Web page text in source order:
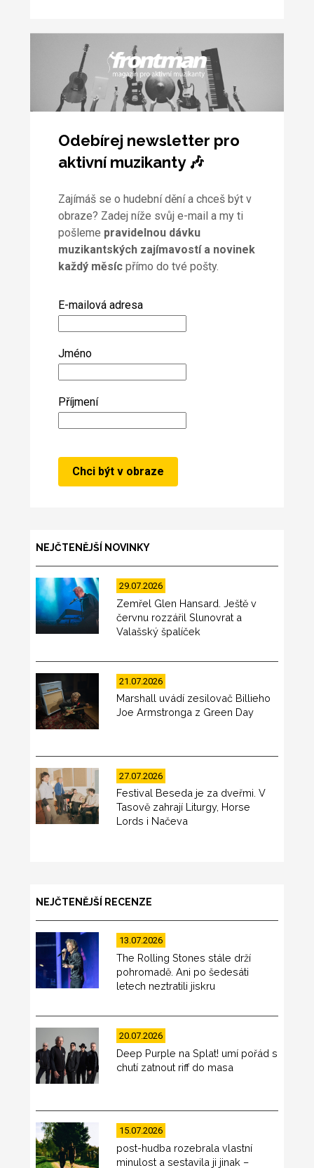
Odebírej newsletter pro
aktivní muzikanty 🎶
Zajímáš se o hudební dění a chceš být v
obraze? Zadej níže svůj e-mail a my ti
pošleme pravidelnou dávku
muzikantských zajímavostí a novinek
každý měsícpřímo do tvé pošty.
E-mailová adresa
Jméno
Příjmení
NEJČTENĚJŠÍ NOVINKY
29.07.2026
Zemřel Glen Hansard. Ještě v
červnu rozzářil Slunovrat a
Valašský špalíček
21.07.2026
Marshall uvádí zesilovač Billieho
Joe Armstronga z Green Day
27.07.2026
Festival Beseda je za dveřmi. V
Tasově zahrají Liturgy, Horse
Lords i Načeva
NEJČTENĚJŠÍ RECENZE
13.07.2026
The Rolling Stones stále drží
pohromadě. Ani po šedesáti
letech neztratili jiskru
20.07.2026
Deep Purple na Splat! umí pořád s
chutí zatnout riff do masa
15.07.2026
post-hudba rozebrala vlastní
minulost a sestavila ji jinak –